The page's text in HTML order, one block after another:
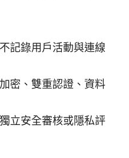
記錄用戶活動與連線
密、雙重認證、資料
立安全審核或隱私評